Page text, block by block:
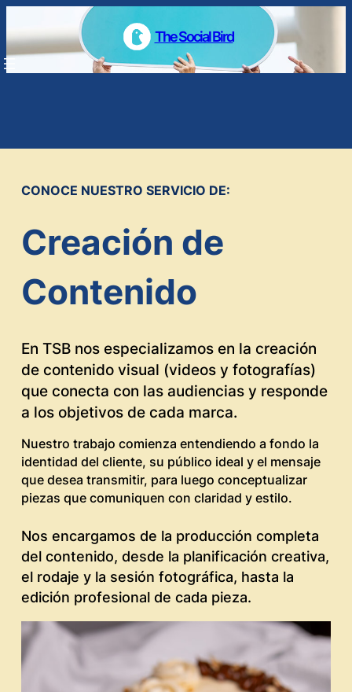
contenido
The Social Bird
CONOCE NUESTRO SERVICIO DE:
Creación de
Contenido
En TSB nos especializamos en la creación
de contenido visual (videos y fotografías)
que conecta con las audiencias y responde
a los objetivos de cada marca.
Nuestro trabajo comienza entendiendo a fondo la
identidad del cliente, su público ideal y el mensaje
que desea transmitir, para luego conceptualizar
piezas que comuniquen con claridad y estilo.
Nos encargamos de la producción completa
del contenido, desde la planificación creativa,
el rodaje y la sesión fotográfica, hasta la
edición profesional de cada pieza.
CONTENIDO Y
CONEXIÓN
CONOCE NUESTRO SERVICIO DE:
Creación de
Contenido
En TSB nos especializamos en la creación
de contenido visual (videos y fotografías)